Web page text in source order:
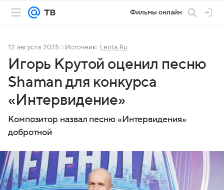
Фильмы онлайн
12 августа 2025 Источник: Lenta.Ru
Игорь Крутой оценил песню
Shaman для конкурса
«Интервидение»
Композитор назвал песню «Интервидения»
добротной